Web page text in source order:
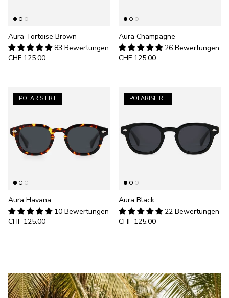
Aura Tortoise Brown
83 Bewertungen
CHF 125.00
Aura Champagne
26 Bewertungen
CHF 125.00
POLARISIERT
Aura Havana
10 Bewertungen
CHF 125.00
POLARISIERT
Aura Black
22 Bewertungen
CHF 125.00